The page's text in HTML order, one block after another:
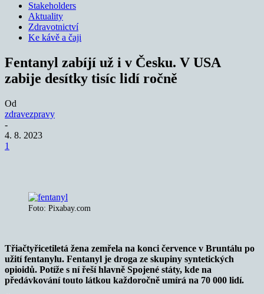
Stakeholders
Aktuality
Zdravotnictví
Ke kávě a čaji
Fentanyl zabíjí už i v Česku. V USA
zabije desítky tisíc lidí ročně
Od
zdravezpravy
-
4. 8. 2023
1
Foto: Pixabay.com
Třiačtyřicetiletá žena zemřela na konci července v Bruntálu po
užití fentanylu. Fentanyl je droga ze skupiny syntetických
opioidů. Potíže s ní řeší hlavně Spojené státy, kde na
předávkování touto látkou každoročně umírá na 70 000 lidí.